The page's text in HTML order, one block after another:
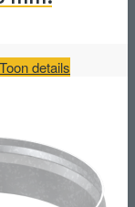
Toon details